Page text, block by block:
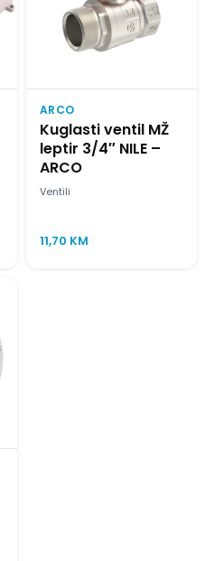
ARCO
Kuglasti ventil MŽ
leptir 3/4″ NILE –
ARCO
Ventili
11,70 KM